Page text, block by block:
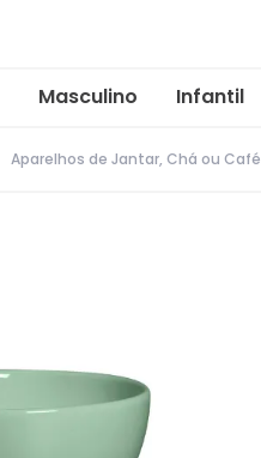
Masculino Infantil
Aparelhos de Jantar, Chá ou Café